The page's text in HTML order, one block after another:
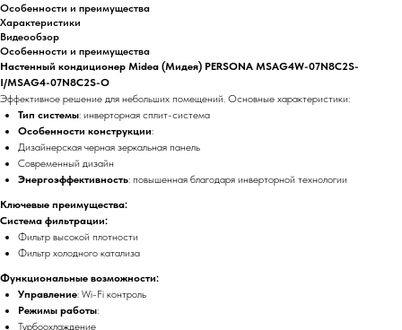
Особенности и преимущества
Характеристики
Видеообзор
Особенности и преимущества
Настенный кондиционер Midea (Мидея) PERSONA MSAG4W-07N8C2S-
I/MSAG4-07N8C2S-O
Эффективное решение для небольших помещений. Основные характеристики:
Тип системы: инверторная сплит-система
Особенности конструкции:
Дизайнерская черная зеркальная панель
Современный дизайн
Энергоэффективность: повышенная благодаря инверторной технологии
Ключевые преимущества:
Система фильтрации:
Фильтр высокой плотности
Фильтр холодного катализа
Функциональные возможности:
Управление: Wi-Fi контроль
Режимы работы:
Турбоохлаждение